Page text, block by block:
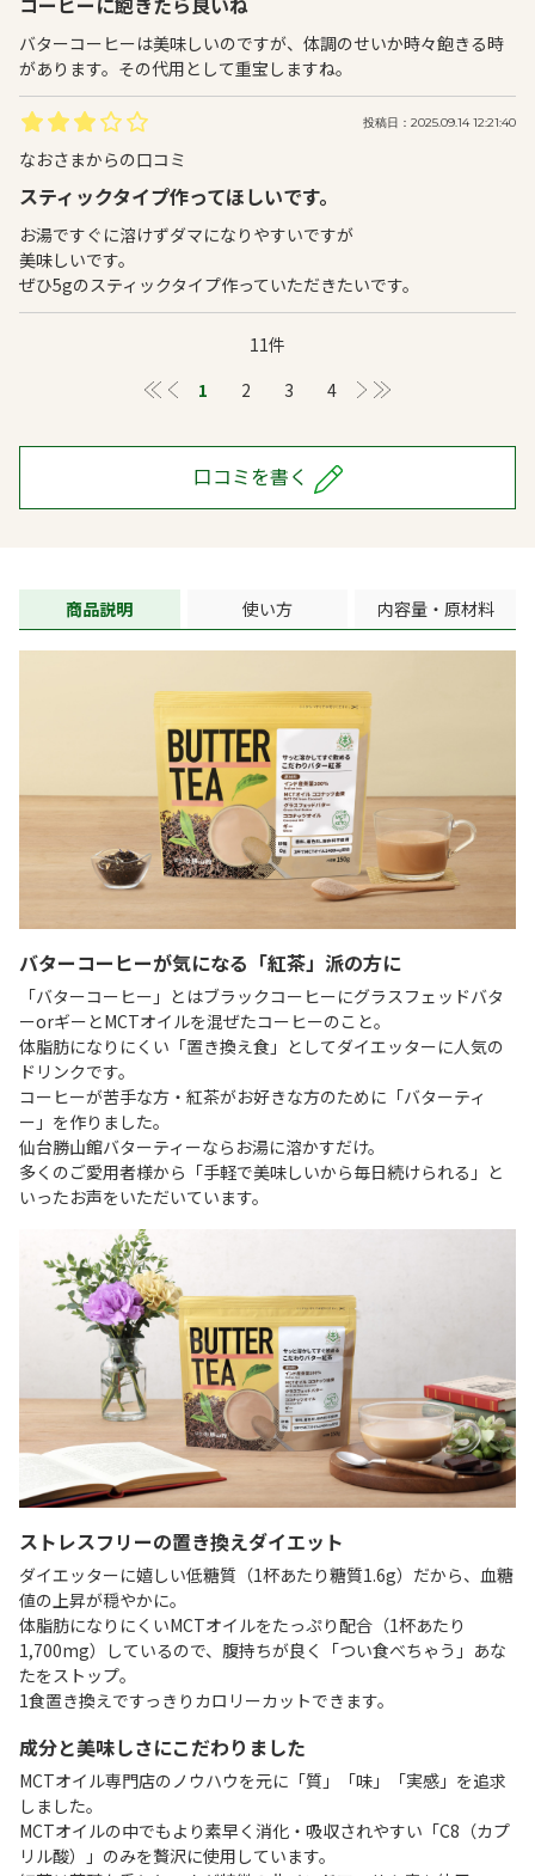
バターコーヒーは美味しいのですが、体調のせいか時々飽きる時
があります。その代用として重宝しますね。
投稿日：2025.09.14 12:21:40
なおさまからの口コミ
スティックタイプ作ってほしいです。
お湯ですぐに溶けずダマになりやすいですが
美味しいです。
ぜひ5gのスティックタイプ作っていただきたいです。
11件
≪
1 2 3 4 ＞
口コミを書く
商品説明 使い方 内容量・原材料
バターコーヒーが気になる「紅茶」派の方に
「バターコーヒー」とはブラックコーヒーにグラスフェッドバタ
ーorギーとMCTオイルを混ぜたコーヒーのこと。
体脂肪になりにくい「置き換え食」としてダイエッターに人気の
ドリンクです。
コーヒーが苦手な方・紅茶がお好きな方のために「バターティ
ー」を作りました。
仙台勝山館バターティーならお湯に溶かすだけ。
多くのご愛用者様から「手軽で美味しいから毎日続けられる」と
いったお声をいただいています。
ストレスフリーの置き換えダイエット
ダイエッターに嬉しい低糖質（1杯あたり糖質1.6g）だから、血糖
値の上昇が穏やかに。
体脂肪になりにくいMCTオイルをたっぷり配合（1杯あたり
1,700mg）しているので、腹持ちが良く「つい食べちゃう」あな
たをストップ。
1食置き換えですっきりカロリーカットできます。
成分と美味しさにこだわりました
MCTオイル専門店のノウハウを元に「質」「味」「実感」を追求
しました。
MCTオイルの中でもより素早く消化・吸収されやすい「C8（カプ
リル酸）」のみを贅沢に使用しています。